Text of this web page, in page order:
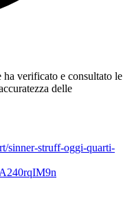
verificato e consultato le
delle
sinner-struff-oggi-quarti-